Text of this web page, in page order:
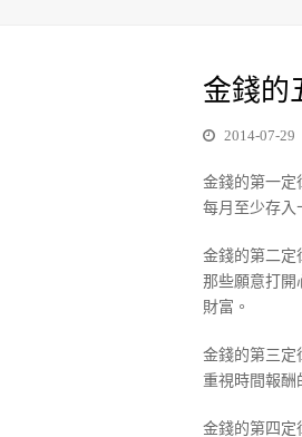
金錢的
2014-07-29
金錢的第一定
每月至少存入
金錢的第二定
那些願意打開
財富。
金錢的第三定
重視時間報酬
金錢的第四定